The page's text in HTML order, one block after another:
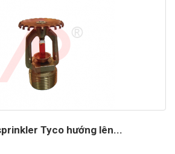
Tyco hướng lên...